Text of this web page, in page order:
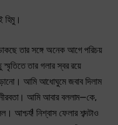
হিমু।
তার সঙ্গে অনেক আগে পরিচয়
তার গলার স্বর রয়ে
আমি আধোঘুমে জবাব দিলাম
আমি আবার বললাম—কে,
আশ্চর্য! নিশ্বাস ফেলার শব্দটাও